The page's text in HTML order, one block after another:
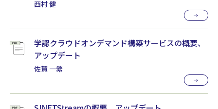
西村 健
学認クラウドオンデマンド構築サービスの概要、
アップデート
佐賀 一繁